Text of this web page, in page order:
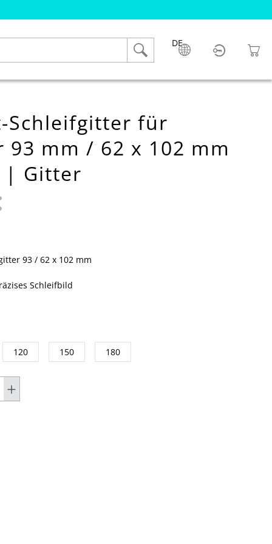
DE
Schleifgitter für
mm / 62 x 102 mm
| Gitter
93 / 62 x 102 mm
Schleifbild
120 150 180